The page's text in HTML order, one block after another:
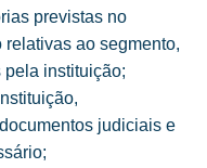
previstas no
ao segmento,
instituição;
judiciais e